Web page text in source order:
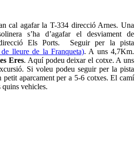
cal agafar la T-334 direcció Arnes. Una
s’ha d’agafar el desviament de
direcció Els Ports. Seguir per la pista
de lleure de la Franqueta). A uns 4,7Km.
Eres. Aquí podeu deixar el cotxe. A uns
Si voleu podeu seguir per la pista
aparcament per a 5-6 cotxes. El camí
quins vehicles.